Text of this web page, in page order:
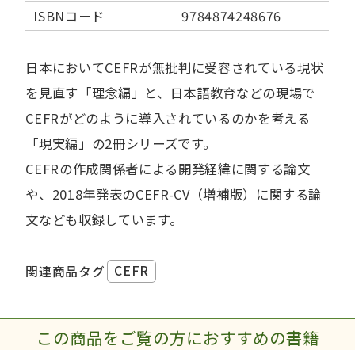
ISBNコード
9784874248676
日本においてCEFRが無批判に受容されている現状
を見直す「理念編」と、日本語教育などの現場で
CEFRがどのように導入されているのかを考える
「現実編」の2冊シリーズです。
CEFRの作成関係者による開発経緯に関する論文
や、2018年発表のCEFR-CV（増補版）に関する論
文なども収録しています。
関連商品タグ CEFR
この商品をご覧の方におすすめの書籍